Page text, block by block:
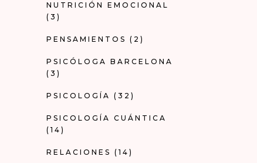
NUTRICIÓN EMOCIONAL
(3)
PENSAMIENTOS (2)
PSICÓLOGA BARCELONA
(3)
PSICOLOGÍA (32)
PSICOLOGÍA CUÁNTICA
(14)
RELACIONES (14)